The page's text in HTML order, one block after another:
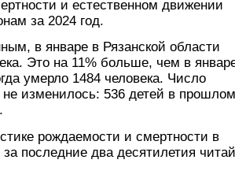
и естественном движении
за 2024 год.
в январе в Рязанской области
Это на 11% больше, чем в
умерло 1484 человека. Число
изменилось: 536 детей в прошлом
рождаемости и смертности в
за последние два десятилетия